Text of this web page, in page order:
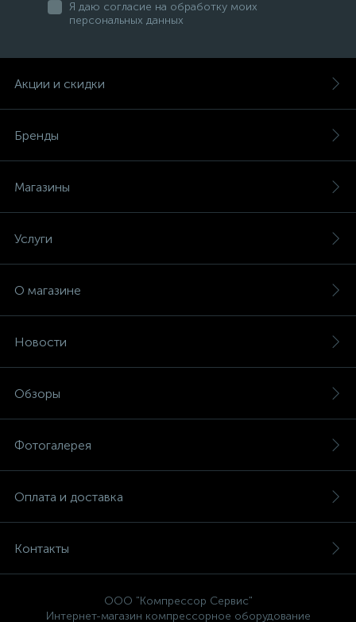
Я даю согласие на обработку моих
персональных данных
Акции и скидки
Бренды
Магазины
Услуги
О магазине
Новости
Обзоры
Фотогалерея
Оплата и доставка
Контакты
ООО "Компрессор Сервис"
Интернет-магазин компрессорное оборудование